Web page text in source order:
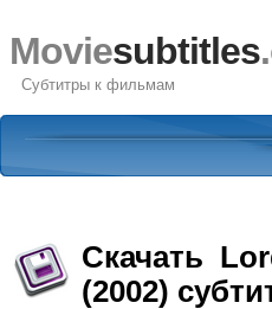
Moviesubtitles
Субтитры к фильмам
Скачать
(2002)